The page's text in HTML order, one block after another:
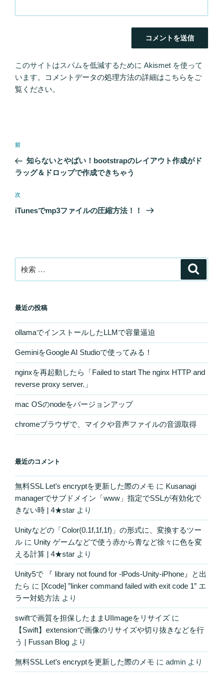
このサイトはスパムを低減するために Akismet を使って
います。
コメントデータの処理方法の詳細はこちらをご
覧ください。
投
ナ
ゲ
ー
過
去
の
稿
前
知らないとやばい！bootstrapのレイアウト作成がド
ラッグ＆ドロップで作成できちゃう
次
の
次
iTunesでmp3ファイルの圧縮方法！！
索:
最近の投稿
ollamaでインストールしたLLMで容量逼迫
GeminiをGoogle AI Studioで使ってみる！
nginxを再起動したら「Failed to start The nginx HTTP and
reverse proxy server.」
mac OSのnodeをバージョンアップ
chromeブラウザで、マイクや音声ファイルの音源取得
最近のコメント
無料SSL Let’s encryptを更新した際のメモ に Kusanagi
managerでサブドメイン「www」指定でSSLが有効化で
きない時 | 4★star より
Unityなどの「Color(0.1f,1f,1f)」の形式に、変換するツー
ル に Unity ゲームなどで使う赤から青など徐々に色を変
える計算 | 4★star より
Unity5で 『 library not found for -lPods-Unity-iPhone』と出
たら に [Xcode] ”linker command failed with exit code 1” エ
ラー対処方法 より
swiftで画質を担保したままUIImageをリサイズ に
【Swift】extensionで画像のリサイズや切り抜きなどを行
う | Fussan Blog より
無料SSL Let’s encryptを更新した際のメモ に admin より